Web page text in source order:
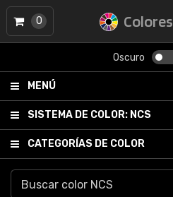
Colores
Oscuro
MENÚ
SISTEMA DE COLOR: NCS
CATEGORÍAS DE COLOR
0